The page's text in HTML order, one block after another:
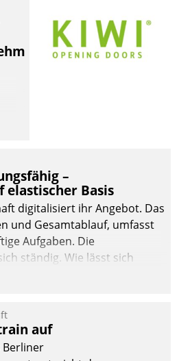
–
Basis
digitalisiert ihr Angebot. Das
und Gesamtablauf, umfasst
Aufgaben. Die
ständig. Wie lässt sich
und zugleich Freiraum
auf
Berliner